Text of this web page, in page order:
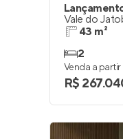
Vale do
Horizonte
43 m²
2
Venda a partir
R$